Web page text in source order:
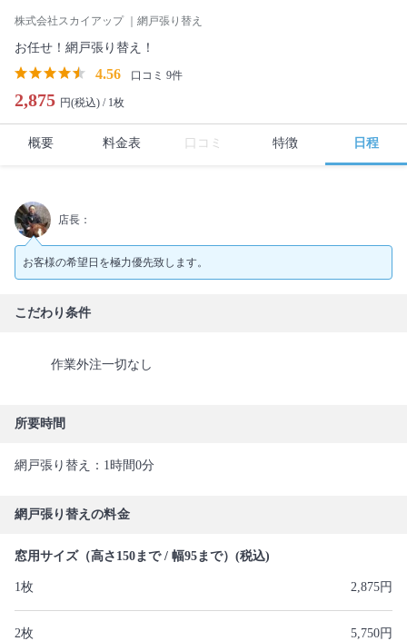
株式会社スカイアップ｜網戸張り替え
お任せ！網戸張り替え！
4.56 口コミ 9件
2,875 円(税込) / 1枚
概要 料金表 口コミ 特徴 日程
店長：
お客様の希望日を極力優先致します。
こだわり条件
作業外注一切なし
所要時間
網戸張り替え：1時間0分
網戸張り替えの料金
窓用サイズ（高さ150まで / 幅95まで）(税込)
1枚 2,875円
2枚 5,750円